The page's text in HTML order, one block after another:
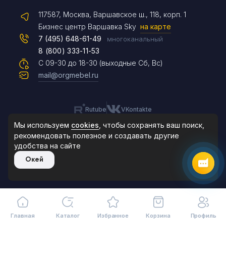
Главная Каталог Избранное Корзина Профиль
117587, Москва, Варшавское ш., 118, корп. 1
Бизнес центр Варшавка Sky на карте
С 09-30 до 18-30 (выходные Сб, Вс)
7 (495) 648-61-49 многоканальный
8 (800) 333-11-53
mail@orgmebel.ru
Rutube VKontakte
Продажа офисной мебели.
Все права защищены.
Max
Чат на сайте
8 (495) 183-47-87
По будням с 09:30 до 18:30
Мы используем cookies , чтобы сохранять ваш поиск,
рекомендовать полезное и создавать другие
удобства на сайте
Окей